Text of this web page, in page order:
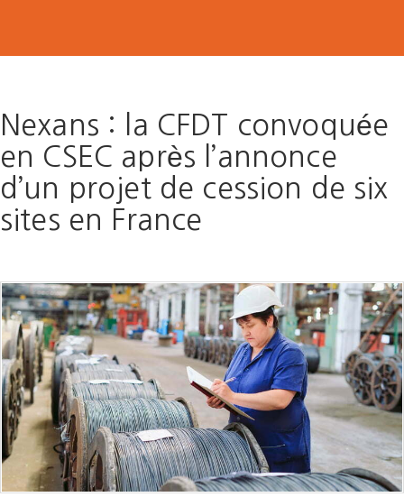
Nexans : la CFDT convoquée
en CSEC après l’annonce
d’un projet de cession de six
sites en France